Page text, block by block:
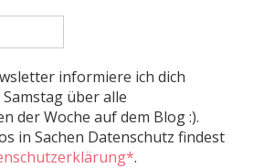
informiere ich dich
über alle
der Woche auf dem Blog :).
in Sachen Datenschutz findest
.